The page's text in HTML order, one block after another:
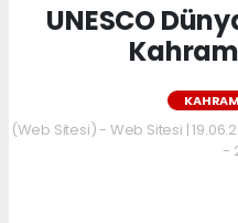
UNESCO
(Web Sitesi) - Web Sitesi |
-